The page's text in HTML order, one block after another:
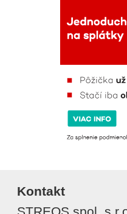
Kontakt
STREOS spol. s